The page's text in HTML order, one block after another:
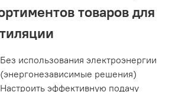
товаров для
Без использования электроэнергии
(энергонезависимые решения)
Настроить эффективную подачу